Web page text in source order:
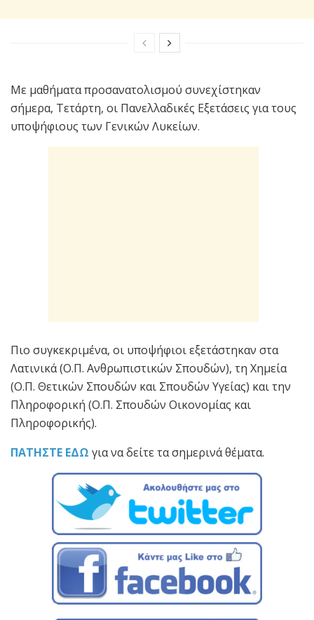
Με μαθήματα προσανατολισμού συνεχίστηκαν
σήμερα, Τετάρτη, οι Πανελλαδικές Εξετάσεις για τους
υποψήφιους των Γενικών Λυκείων.
Πιο συγκεκριμένα, οι υποψήφιοι εξετάστηκαν στα
Λατινικά (Ο.Π. Ανθρωπιστικών Σπουδών), τη Χημεία
(Ο.Π. Θετικών Σπουδών και Σπουδών Υγείας) και την
Πληροφορική (Ο.Π. Σπουδών Οικονομίας και
Πληροφορικής).
ΠΑΤΗΣΤΕ ΕΔΩ για να δείτε τα σημερινά θέματα.